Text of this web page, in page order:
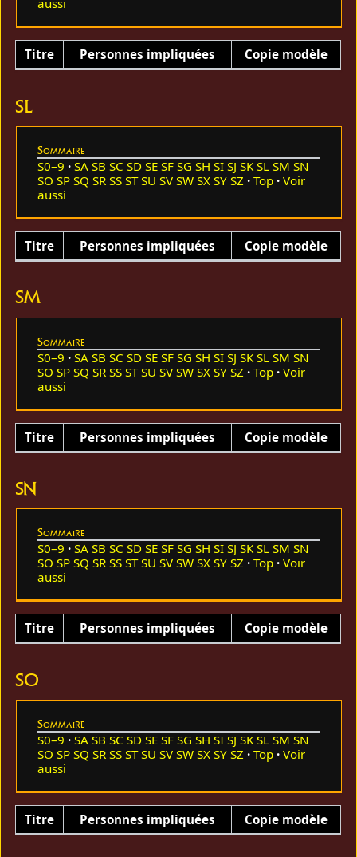
aussi
Titre Personnes impliquées Copie modèle
SL
Sommaire
S0–9 SA SB SC SD SE SF SG SH SI SJ SK SL SM SN
SO SP SQ SR SS ST SU SV SW SX SY SZ Top
Voir
aussi
Titre Personnes impliquées Copie modèle
SM
Sommaire
S0–9 SA SB SC SD SE SF SG SH SI SJ SK SL SM SN
SO SP SQ SR SS ST SU SV SW SX SY SZ Top
Voir
aussi
Titre Personnes impliquées Copie modèle
SN
Sommaire
S0–9 SA SB SC SD SE SF SG SH SI SJ SK SL SM SN
SO SP SQ SR SS ST SU SV SW SX SY SZ Top
Voir
aussi
Titre Personnes impliquées Copie modèle
SO
Sommaire
S0–9 SA SB SC SD SE SF SG SH SI SJ SK SL SM SN
SO SP SQ SR SS ST SU SV SW SX SY SZ Top
Voir
aussi
Titre Personnes impliquées Copie modèle